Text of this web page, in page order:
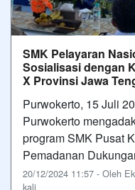
SMK Pelayaran
Sosialisasi dengan
X Provinsi Jawa
Purwokerto, 15 Juli
Purwokerto
program SMK Pusat
Pemadanan
20/12/2024 11:57 - Oleh
kali